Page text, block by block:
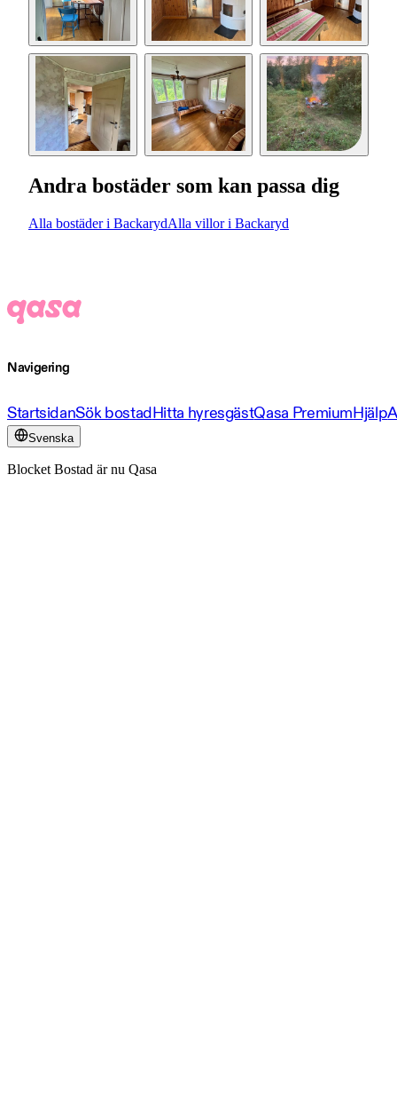
Andra bostäder som kan passa dig
Alla bostäder i BackarydAlla villor i Backaryd
Navigering
StartsidanSök bostadHitta hyresgästQasa PremiumHjälp
Svenska
Blocket Bostad är nu Qasa